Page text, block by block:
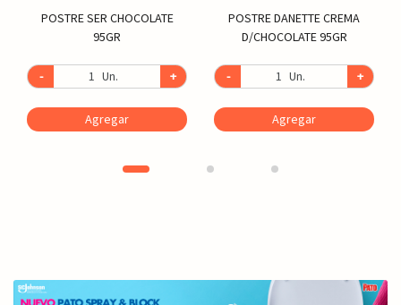
POSTRE SER CHOCOLATE
95GR
- Un. +
Agregar
POSTRE DANETTE CREMA
D/CHOCOLATE 95GR
- Un. +
Agregar